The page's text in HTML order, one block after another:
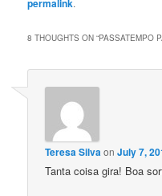
permalink.
8 THOUGHTS ON “PASSATEMPO
Teresa SilvaonJuly 7,
Tanta coisa gira! Boa